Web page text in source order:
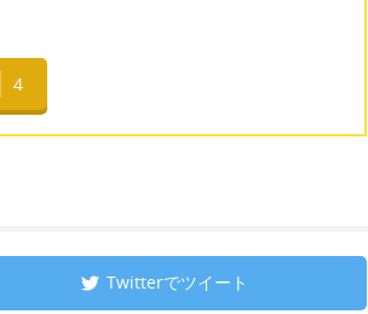
4
Twitterでツイート